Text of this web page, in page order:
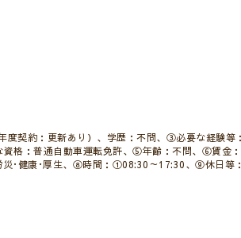
度契約：更新あり）、学歴：不問、③必要な経験等
格：普通自動車運転免許、⑤年齢：不問、⑥賃金
災･健康･厚生、⑧時間：①08:30～17:30、⑨休日等